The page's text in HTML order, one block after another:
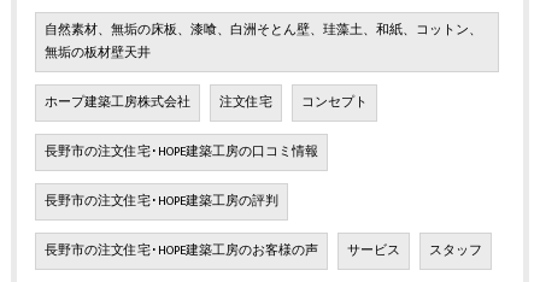
自然素材、無垢の床板、漆喰、白洲そとん壁、珪藻土、和紙、コットン、
無垢の板材壁天井
ホープ建築工房株式会社 注文住宅 コンセプト
長野市の注文住宅･HOPE建築工房の口コミ情報
長野市の注文住宅･HOPE建築工房の評判
長野市の注文住宅･HOPE建築工房のお客様の声 サービス スタッフ